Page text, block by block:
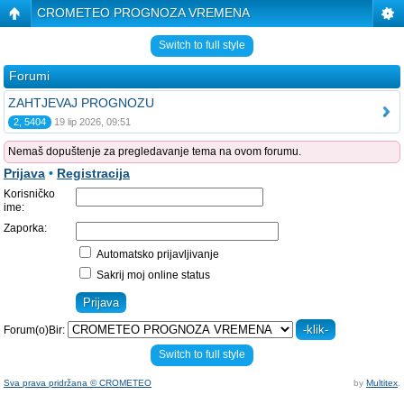
CROMETEO PROGNOZA VREMENA
Switch to full style
Forumi
ZAHTJEVAJ PROGNOZU
2, 5404 19 lip 2026, 09:51
Nemaš dopuštenje za pregledavanje tema na ovom forumu.
Prijava • Registracija
Korisničko
ime:
Zaporka:
Automatsko prijavljivanje
Sakrij moj online status
Forum(o)Bir:
Switch to full style
Sva prava pridržana © CROMETEO by Multitex